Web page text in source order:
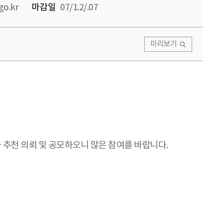
마감일 07/1.2/.07
미리보기
천 의뢰 및 공모하오니 많은 참여를 바랍니다.